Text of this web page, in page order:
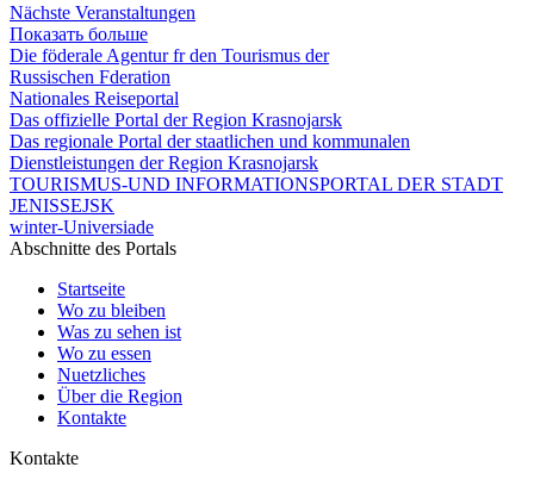
Nächste Veranstaltungen
Показать больше
Die föderale Agentur fr den Tourismus der
Russischen Fderation
Nationales Reiseportal
Das offizielle Portal der Region Krasnojarsk
Das regionale Portal der staatlichen und kommunalen
Dienstleistungen der Region Krasnojarsk
TOURISMUS-UND INFORMATIONSPORTAL DER STADT
JENISSEJSK
winter-Universiade
Abschnitte des Portals
Startseite
Wo zu bleiben
Was zu sehen ist
Wo zu essen
Nuetzliches
Über die Region
Kontakte
Kontakte